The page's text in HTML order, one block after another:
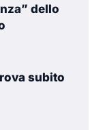
dello
subito